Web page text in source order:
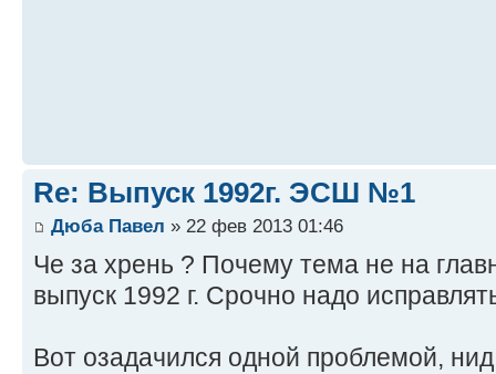
Re: Выпуск 1992г. ЭСШ №1
Дюба Павел » 22 фев 2013 01:46
Че за хрень ? Почему тема не на
выпуск 1992 г. Срочно надо
Вот озадачился одной проблемой,